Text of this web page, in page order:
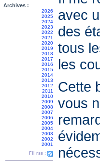
Archives :
2026
2025
2024
2023
2022
2021
2020
2019
2018
2017
2016
2015
2014
2013
2012
2011
2010
2009
2008
2007
2006
2005
2004
2003
2002
2001
Fil rss :
avec
des
tous
les
Cette
vous